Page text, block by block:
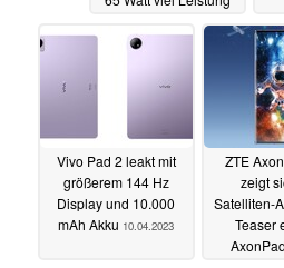
12.04.2023
Vivo Pad 2 leakt mit
größerem 144 Hz
Display und 10.000
mAh Akku 10.04.2023
ZTE
zeigt
Satelliten-
Teaser